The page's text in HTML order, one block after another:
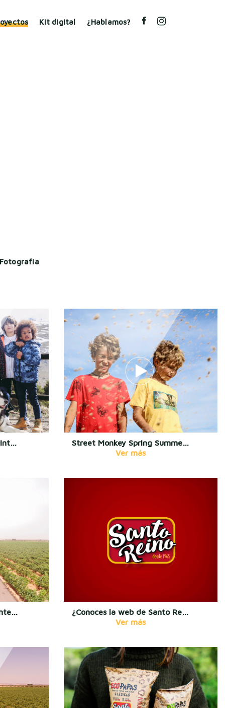
Kit digital ¿Hablamos?
Fotografía
Street Monkey Autumn Winter 2021 Street Monkey Spring Summer 20
Almazara Heredad de Monteagudo ¿Conoces la web de Santo Reino?